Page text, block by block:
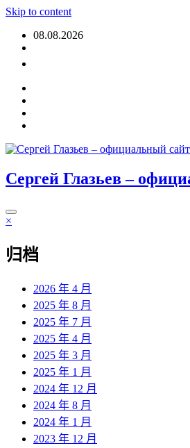
Skip to content
08.08.2026
Сергей Глазьев –
×
归档
2026 年 4 月
2025 年 8 月
2025 年 7 月
2025 年 4 月
2025 年 3 月
2025 年 1 月
2024 年 12 月
2024 年 8 月
2024 年 1 月
2023 年 12 月